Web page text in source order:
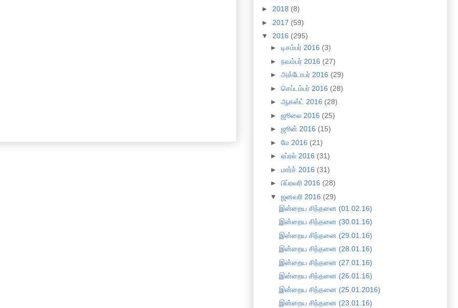
► 2018 (8)
► 2017 (59)
▼ 2016 (295)
► டிசம்பர் 2016 (3)
► நவம்பர் 2016 (27)
► அக்டோபர் 2016 (29)
► செப்டம்பர் 2016 (28)
► ஆகஸ்ட் 2016 (28)
► ஜூலை 2016 (25)
► ஜூன் 2016 (15)
► மே 2016 (21)
► ஏப்ரல் 2016 (31)
► மார்ச் 2016 (31)
► பிப்ரவரி 2016 (28)
▼ ஜனவரி 2016 (29)
இன்றைய சிந்தனை (01.02.16)
இன்றைய சிந்தனை (30.01.16)
இன்றைய சிந்தனை (29.01.16)
இன்றைய சிந்தனை (28.01.16)
இன்றைய சிந்தனை (27.01.16)
இன்றைய சிந்தனை (26.01.16)
இன்றைய சிந்தனை (25.01.2016)
இன்றைய சிந்தனை (23.01.16)